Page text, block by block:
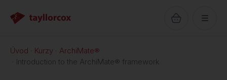
Úvod Kurzy
ArchiMate®
Introduction to the ArchiMate® framework